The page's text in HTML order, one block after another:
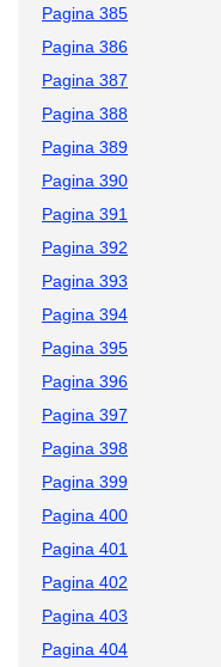
Pagina 385
Pagina 386
Pagina 387
Pagina 388
Pagina 389
Pagina 390
Pagina 391
Pagina 392
Pagina 393
Pagina 394
Pagina 395
Pagina 396
Pagina 397
Pagina 398
Pagina 399
Pagina 400
Pagina 401
Pagina 402
Pagina 403
Pagina 404